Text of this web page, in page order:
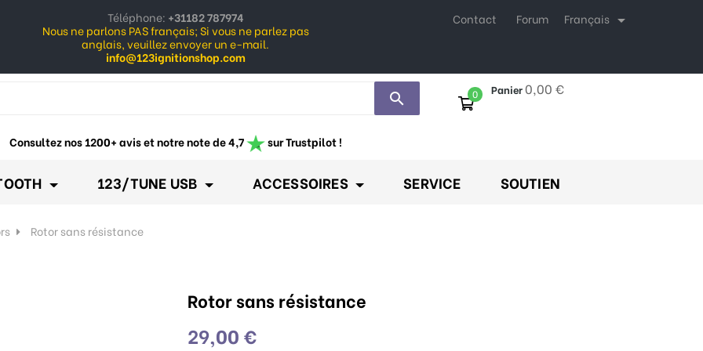
Téléphone: +31182 787974
Nous ne parlons PAS français; Si vous ne parlez pas
anglais, veuillez envoyer un e-mail.
info@123ignitionshop.com
Français 
Contact Forum
search Panier0,00 €
0
Consultez nos 1200+ avis et notre note de 4,7 sur Trustpilot !
123/TUNE USB ACCESSOIRES SERVICE SOUTIEN
Rotor sans résistance
Rotor sans résistance
29,00 €